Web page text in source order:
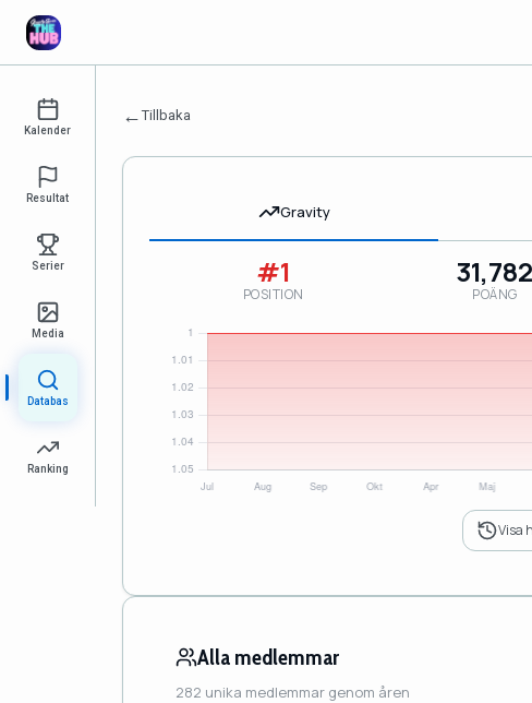
Kalender
Resultat
Serier
Media
Databas
Ranking
←Tillbaka
Gravity
#1
POSITION
31,782
POÄNG
Visa
Alla medlemmar
282 unika medlemmar genom åren